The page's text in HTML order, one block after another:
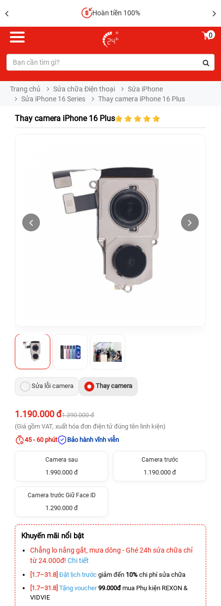
Hoàn tiền 100%
0
Trang chủ Sửa chữa Điện thoại
Sửa iPhone
Sửa iPhone 16 Series
Thay camera iPhone 16 Plus
Thay camera iPhone 16 Plus
Sửa lỗi camera Thay camera
1.190.000 đ1.390.000 đ
(Giá gồm VAT, xuất hóa đơn điện tử đúng tên linh kiện)
45 - 60 phút
Bảo hành vĩnh viễn
Camera sau
1.990.000 đ
Camera trước
1.190.000 đ
Camera trước Giữ Face ID
1.290.000 đ
Khuyến mãi nổi bật
Chẳng lo nắng gắt, mưa dông - Ghé 24h sửa chữa chỉ
từ 24.000đ! Chi tiết
[1.7–31.8] Đặt lịch trước giảm đến 10% chi phí sửa chữa
[1.7–31.8] Tặng voucher 99.000đmua Phụ kiện REXON &
VIDVIE